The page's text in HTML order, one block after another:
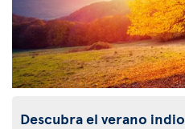
Descubra el verano indio